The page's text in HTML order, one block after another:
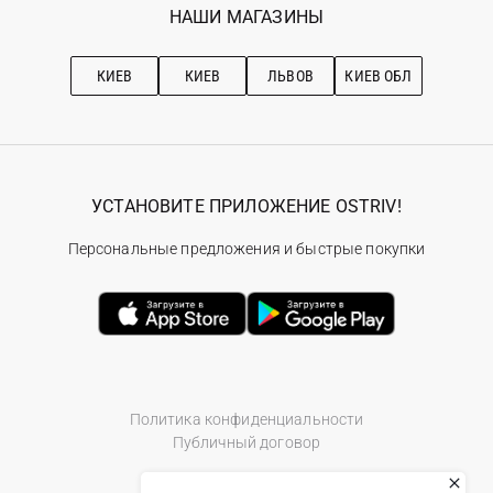
Ostriv Club+
Наши магазини
Рекомендации по уходу
НАШИ МАГАЗИНЫ
КИЕВ КИЕВ ЛЬВОВ КИЕВ ОБЛ
Политика конфиденциальности
Публичный договор
УСТАНОВИТЕ ПРИЛОЖЕНИЕ OSTRIV!
Персональные предложения и быстрые покупки